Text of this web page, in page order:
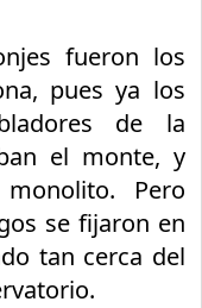
fueron los
pues ya los
de la
el monte, y
Pero
se fijaron en
tan cerca del